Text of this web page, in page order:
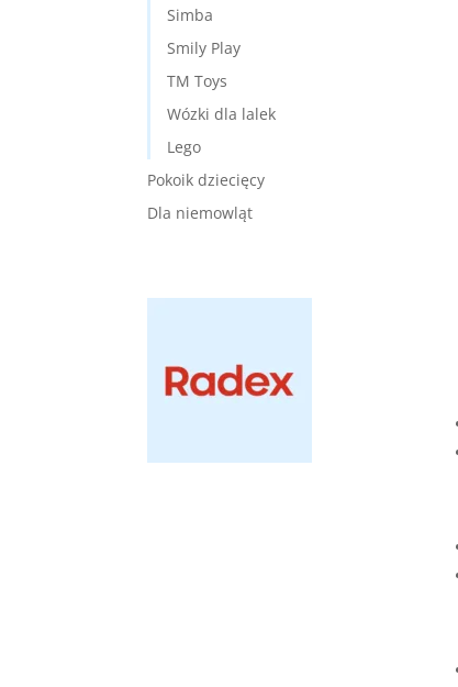
Simba
Smily Play
TM Toys
Wózki dla lalek
Lego
Pokoik dziecięcy
Dla niemowląt